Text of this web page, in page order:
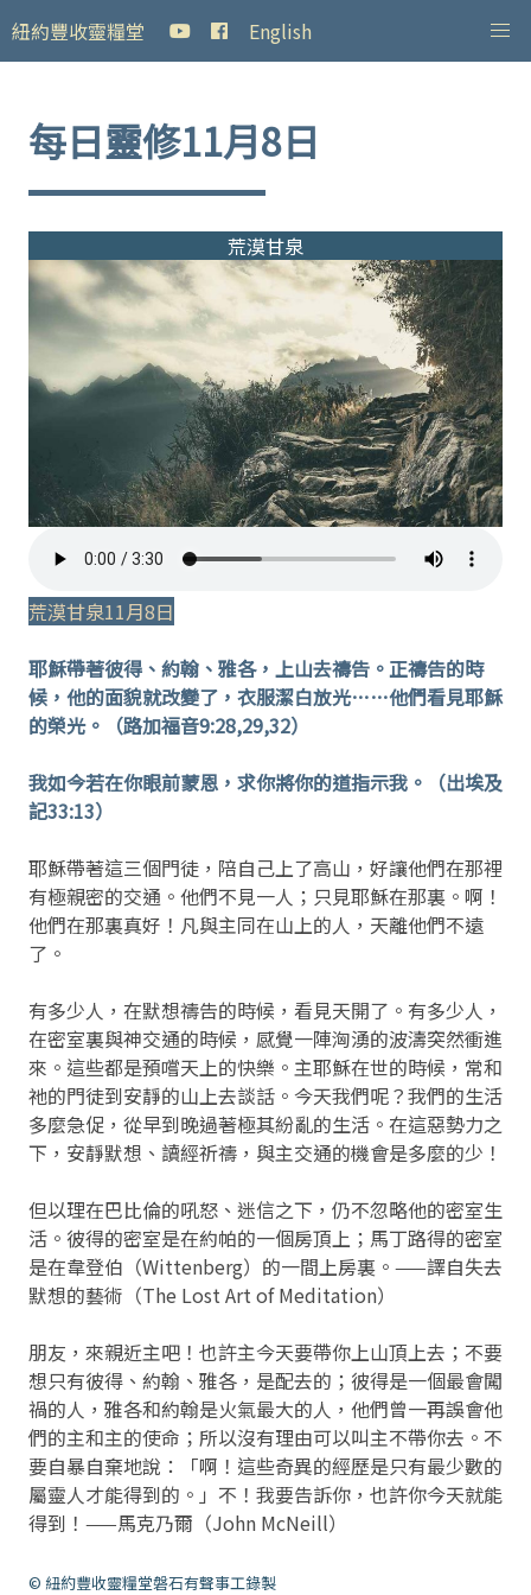
紐約豐收靈糧堂 English
每日靈修11月8日
荒漠甘泉
荒漠甘泉11月8日
耶穌帶著彼得、約翰、雅各，上山去禱告。正禱告的時
候，他的面貌就改變了，衣服潔白放光……他們看見耶穌
的榮光。（路加福音9:28,29,32）
我如今若在你眼前蒙恩，求你將你的道指示我。（出埃及
記33:13）
耶穌帶著這三個門徒，陪自己上了高山，好讓他們在那裡
有極親密的交通。他們不見一人；只見耶穌在那裏。啊！
他們在那裏真好！凡與主同在山上的人，天離他們不遠
了。
有多少人，在默想禱告的時候，看見天開了。有多少人，
在密室裏與神交通的時候，感覺一陣洶湧的波濤突然衝進
來。這些都是預嚐天上的快樂。主耶穌在世的時候，常和
祂的門徒到安靜的山上去談話。今天我們呢？我們的生活
多麼急促，從早到晚過著極其紛亂的生活。在這惡勢力之
下，安靜默想、讀經祈禱，與主交通的機會是多麼的少！
但以理在巴比倫的吼怒、迷信之下，仍不忽略他的密室生
活。彼得的密室是在約帕的一個房頂上；馬丁路得的密室
是在韋登伯（Wittenberg）的一間上房裏。——譯自失去
默想的藝術（The Lost Art of Meditation）
朋友，來親近主吧！也許主今天要帶你上山頂上去；不要
想只有彼得、約翰、雅各，是配去的；彼得是一個最會闖
禍的人，雅各和約翰是火氣最大的人，他們曾一再誤會他
們的主和主的使命；所以沒有理由可以叫主不帶你去。不
要自暴自棄地說：「啊！這些奇異的經歷是只有最少數的
屬靈人才能得到的。」不！我要告訴你，也許你今天就能
得到！——馬克乃爾（John McNeill）
© 紐約豐收靈糧堂磐石有聲事工錄製